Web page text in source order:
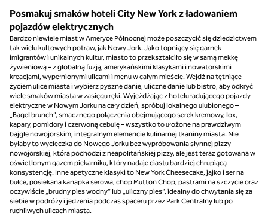
Posmakuj smaków hoteli City New York z ładowaniem
pojazdów elektrycznych
Bardzo niewiele miast w Ameryce Północnej może poszczycić się dziedzictwem
tak wielu kultowych potraw, jak Nowy Jork. Jako topniący się garnek
imigrantów i unikalnych kultur, miasto to przekształciło się w samą mekkę
żywieniową – z globalną fuzją, amerykańskimi klasykami i nowatorskimi
kreacjami, wypełnionymi ulicami i menu w całym mieście. Wejdź na tętniące
życiem ulice miasta i wybierz pyszne danie, uliczne danie lub bistro, aby odkryć
wiele smaków miasta w zasięgu ręki. Wyjeżdżając z hotelu ładującego pojazdy
elektryczne w Nowym Jorku na cały dzień, spróbuj lokalnego ulubionego –
„Bagel brunch”, smacznego połączenia obejmującego serek kremowy, lox,
kapary, pomidory i czerwoną cebulę – wszystko to ułożone na prawdziwym
bajgle nowojorskim, integralnym elemencie kulinarnej tkaniny miasta. Nie
byłaby to wycieczka do Nowego Jorku bez wypróbowania słynnej pizzy
nowojorskiej, która pochodzi z neapolitańskiej pizzy, ale jest teraz gotowana w
oświetlonym gazem piekarniku, który nadaje ciastu bardziej chrupiącą
konsystencję. Inne apetyczne klasyki to New York Cheesecake, jajko i ser na
bułce, posiekana kanapka serowa, chop Mutton Chop, pastrami na szczycie oraz
oczywiście „brudny pies wodny” lub „uliczny pies”, idealny do chwytania się za
siebie w podróży i jedzenia podczas spaceru przez Park Centralny lub po
ruchliwych ulicach miasta.